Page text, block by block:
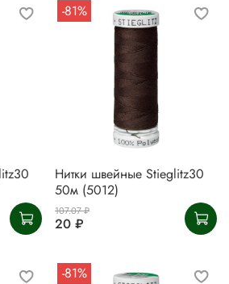
-81%
Нитки швейные Stieglitz30
50м (5012)
107.07 ₽
20 ₽
-81%